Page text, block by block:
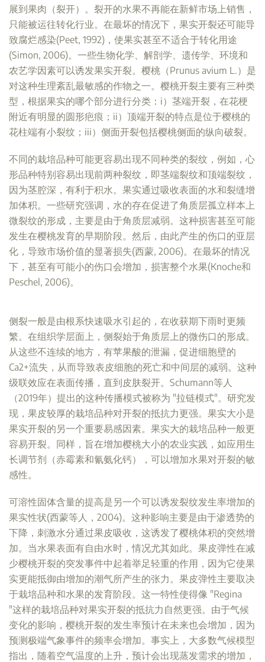
展到果肉（裂开）。裂开的水果不再能在新鲜市场上销售，
只能被运往转化行业。在最坏的情况下，果实开裂还可能导
致腐烂感染(Peet, 1992)，使果实甚至不适合于转化用途
(Simon, 2006)。一些生物化学、解剖学、遗传学、环境和
农艺学因素可以诱发果实开裂。樱桃（Prunus avium L.）是
对这种生理紊乱最敏感的作物之一。樱桃开裂主要有三种类
型，根据果实的哪个部分进行分类：i）茎端开裂，在花梗
附近有明显的圆形疤痕；ii）顶端开裂的特点是位于樱桃的
花柱端有小裂纹；iii）侧面开裂包括樱桃侧面的纵向破裂。
不同的栽培品种可能更容易出现不同种类的裂纹，例如，心
形品种特别容易出现前两种裂纹，即茎端裂纹和顶端裂纹，
因为茎腔深，有利于积水。果实通过吸收表面的水和裂缝增
加体积。一些研究强调，水的存在促进了角质层孤立样本上
微裂纹的形成，主要是由于角质层减弱。这种损害甚至可能
发生在樱桃发育的早期阶段。然后，由此产生的伤口的亚层
化，导致市场价值的显著损失(西蒙, 2006)。在最坏的情况
下，甚至有可能小的伤口会增加，损害整个水果(Knoche和
Peschel, 2006)。
侧裂一般是由根系快速吸水引起的，在收获期下雨时更频
繁。在组织学层面上，侧裂始于角质层上的微伤口的形成。
从这些不连续的地方，有苹果酸的泄漏，促进细胞壁的
Ca2+流失，从而导致表皮细胞的死亡和中间层的减弱。这种
级联效应在表面传播，直到皮肤裂开。Schumann等人
（2019年）提出的这种传播模式被称为 "拉链模式"。研究发
现，果皮较厚的栽培品种对开裂的抵抗力更强。果实大小是
果实开裂的另一个重要易感因素。果实大的栽培品种一般更
容易开裂。同样，旨在增加樱桃大小的农业实践，如应用生
长调节剂（赤霉素和氰氨化钙），可以增加水果对开裂的敏
感性。
可溶性固体含量的提高是另一个可以诱发裂纹发生率增加的
果实性状(西蒙等人，2004)。这种影响主要是由于渗透势的
下降，刺激水分通过果皮吸收，这诱发了樱桃体积的突然增
加。当水果表面有自由水时，情况尤其如此。果皮弹性在减
少樱桃开裂的突发事件中起着举足轻重的作用，因为它使果
实更能抵御由增加的潮气所产生的张力。果皮弹性主要取决
于栽培品种和水果的发育阶段。这一特性使得像 "Regina
"这样的栽培品种对果实开裂的抵抗力自然更强。由于气候
变化的影响，樱桃开裂的发生率预计在未来也会增加，因为
预测极端气象事件的频率会增加。事实上，大多数气候模型
指出，随着空气温度的上升，预计会出现蒸发需求的增加，